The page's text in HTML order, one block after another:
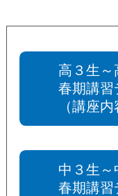
高３生
春期講習
（講座
中３生
春期講習